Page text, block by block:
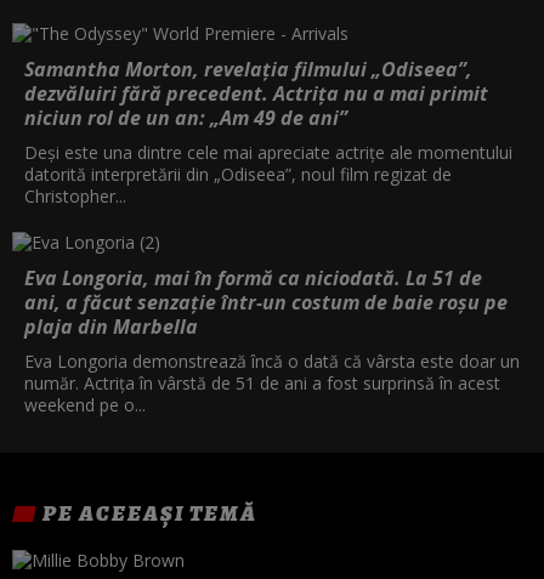
Samantha Morton, revelația filmului „Odiseea”,
dezvăluiri fără precedent. Actrița nu a mai primit
niciun rol de un an: „Am 49 de ani”
Deși este una dintre cele mai apreciate actrițe ale momentului
datorită interpretării din „Odiseea”, noul film regizat de
Christopher...
Eva Longoria, mai în formă ca niciodată. La 51 de
ani, a făcut senzație într-un costum de baie roșu pe
plaja din Marbella
Eva Longoria demonstrează încă o dată că vârsta este doar un
număr. Actrița în vârstă de 51 de ani a fost surprinsă în acest
weekend pe o...
PE ACEEAȘI TEMĂ